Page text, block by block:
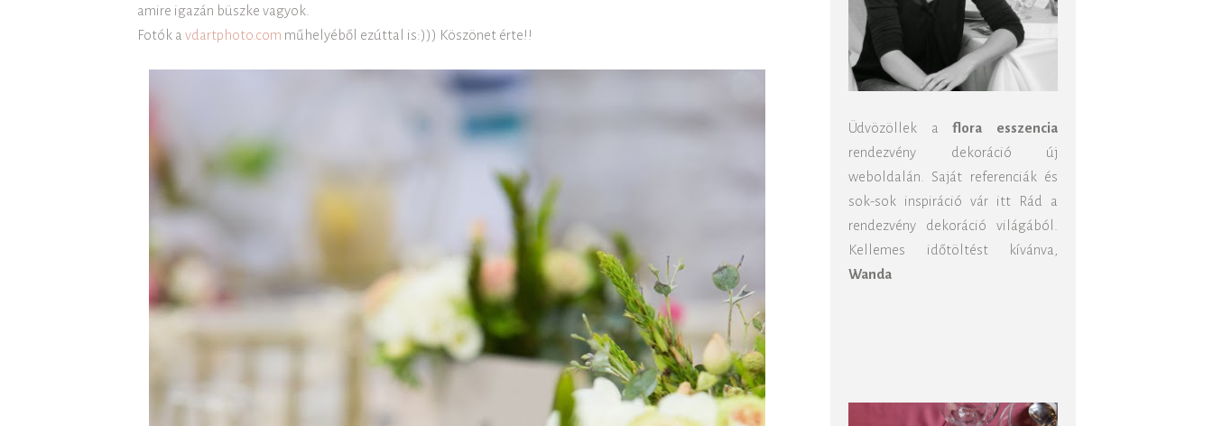
amire igazán büszke vagyok.
Fotók a vdartphoto.com műhelyéből ezúttal is:))) Köszönet érte!!
Üdvözöllek aflora esszencia
rendezvény dekoráció új
weboldalán. Saját referenciák és
sok-sok inspiráció vár itt Rád a
rendezvény dekoráció világából.
Kellemes időtöltést kívánva,
Wanda